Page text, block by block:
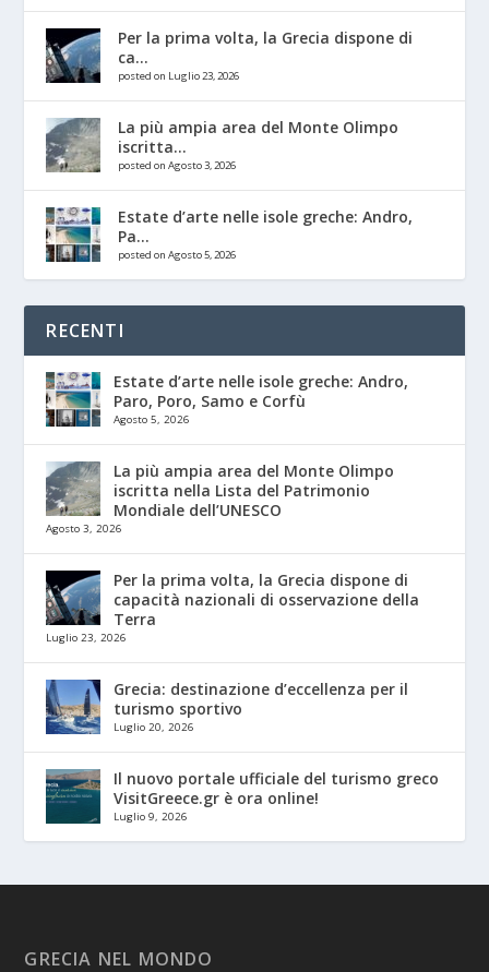
Per la prima volta, la Grecia dispone di
ca...
posted on Luglio 23, 2026
La più ampia area del Monte Olimpo
iscritta...
posted on Agosto 3, 2026
Estate d’arte nelle isole greche: Andro,
Pa...
posted on Agosto 5, 2026
RECENTI
Estate d’arte nelle isole greche: Andro,
Paro, Poro, Samo e Corfù
Agosto 5, 2026
La più ampia area del Monte Olimpo
iscritta nella Lista del Patrimonio
Mondiale dell’UNESCO
Agosto 3, 2026
Per la prima volta, la Grecia dispone di
capacità nazionali di osservazione della
Terra
Luglio 23, 2026
Grecia: destinazione d’eccellenza per il
turismo sportivo
Luglio 20, 2026
Il nuovo portale ufficiale del turismo greco
VisitGreece.gr è ora online!
Luglio 9, 2026
GRECIA NEL MONDO